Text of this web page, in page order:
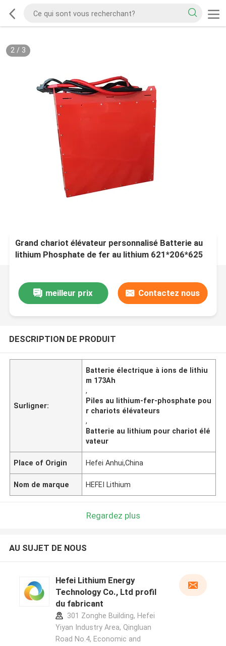
2/ 3
Grand chariot élévateur personnalisé Batterie au
lithium Phosphate de fer au lithium 621*206*625
meilleur prix Contactez nous
DESCRIPTION DE PRODUIT
Surligner:
Batterie électrique à ions de lithiu
m 173Ah
,
Piles au lithium-fer-phosphate pou
r chariots élévateurs
,
Batterie au lithium pour chariot élé
vateur
Place of Origin Hefei Anhui,China
Nom de marque HEFEI Lithium
Regardez plus
AU SUJET DE NOUS
Hefei Lithium Energy
Technology Co., Ltd profil
du fabricant
301 Zonghe Building, Hefei
Yiyan Industry Area, Qingluan
Road No.4, Economic and